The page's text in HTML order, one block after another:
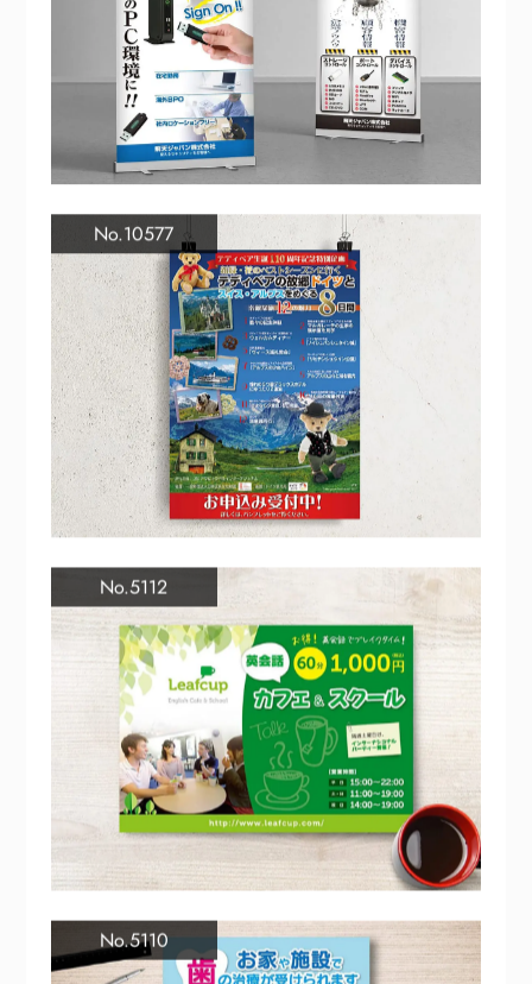
No.10577
No.5112
No.5110